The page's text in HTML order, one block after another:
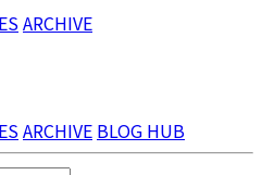
ARCHIVE
ARCHIVE BLOG HUB